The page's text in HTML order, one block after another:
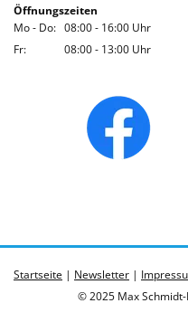
Öffnungszeiten
Mo - Do: 08:00 - 16:00 Uhr
Fr: 08:00 - 13:00 Uhr
Startseite | Newsletter |
© 2025 Max